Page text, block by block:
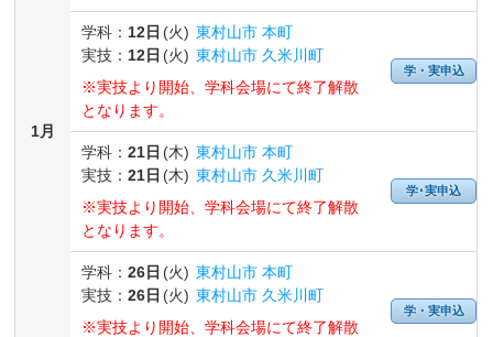
1月
学科： 12日 (火) 東村山市 本町
実技： 12日 (火) 東村山市 久米川町
※実技より開始、学科会場にて終了解散
となります。
学・実申込
学科：21日 (木) 東村山市 本町
実技：21日 (木) 東村山市 久米川町
※実技より開始、学科会場にて終了解散
となります。
学･実申込
学科：26日 (火) 東村山市 本町
実技：26日 (火) 東村山市 久米川町
※実技より開始、学科会場にて終了解散
学・実申込